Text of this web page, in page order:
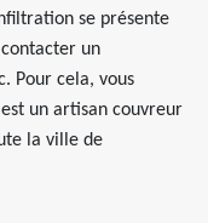
se présente
un
Pour cela, vous
un artisan couvreur
la ville de